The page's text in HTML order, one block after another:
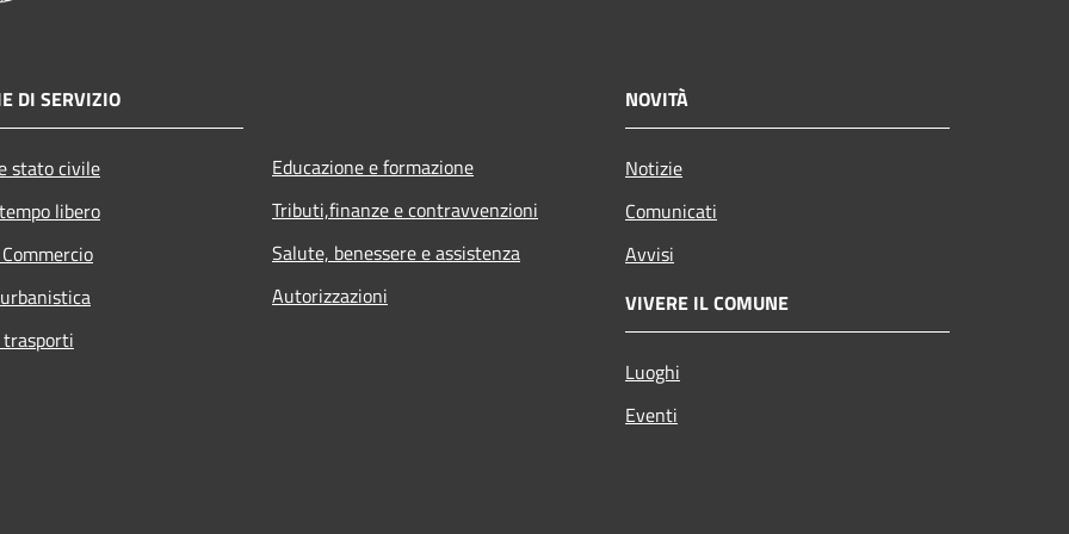
DI SERVIZIO
stato civile
libero
Educazione e formazione
Tributi,finanze e contravvenzioni
Salute, benessere e assistenza
Autorizzazioni
NOVITÀ
Notizie
Comunicati
Avvisi
VIVERE IL COMUNE
Luoghi
Eventi